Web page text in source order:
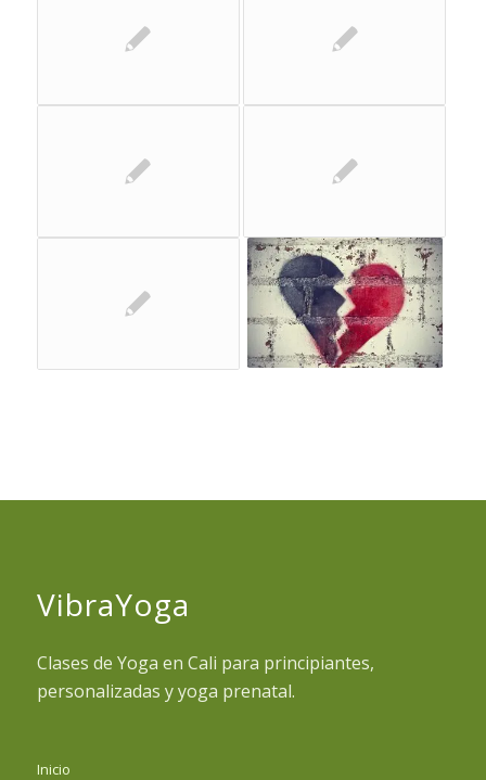
VibraYoga
Clases de Yoga en Cali para principiantes,
personalizadas y yoga prenatal.
Inicio